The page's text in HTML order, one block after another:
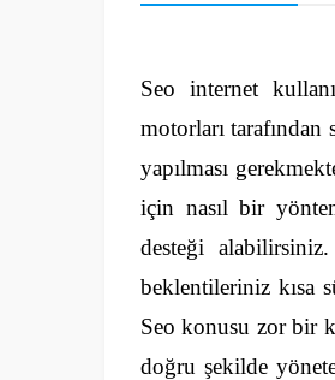
Seo internet
motorları tarafından
yapılması
için nasıl bir
desteği
beklentileriniz kısa
Seo konusu zor bir
doğru şekilde